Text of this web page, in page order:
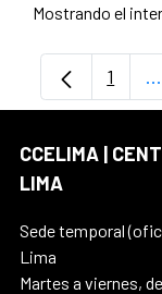
Mostrando el
Página
1 ...
CCELIMA |
LIMA
Sede temporal
Lima
Martes a viernes,